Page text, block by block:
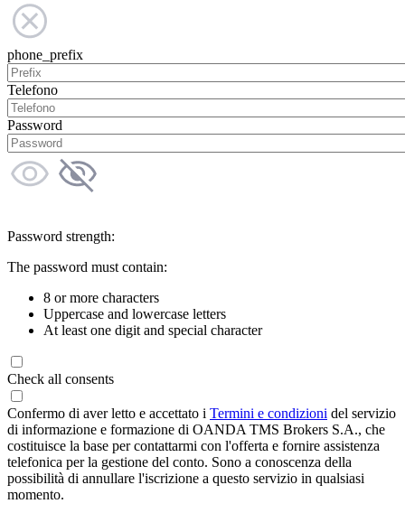
phone_prefix
Telefono
Password
Password strength:
The password must contain:
8 or more characters
Uppercase and lowercase letters
At least one digit and special character
Check all consents
Confermo di aver letto e accettato i Termini e condizioni del servizio
di informazione e formazione di OANDA TMS Brokers S.A., che
costituisce la base per contattarmi con l'offerta e fornire assistenza
telefonica per la gestione del conto. Sono a conoscenza della
possibilità di annullare l'iscrizione a questo servizio in qualsiasi
momento.